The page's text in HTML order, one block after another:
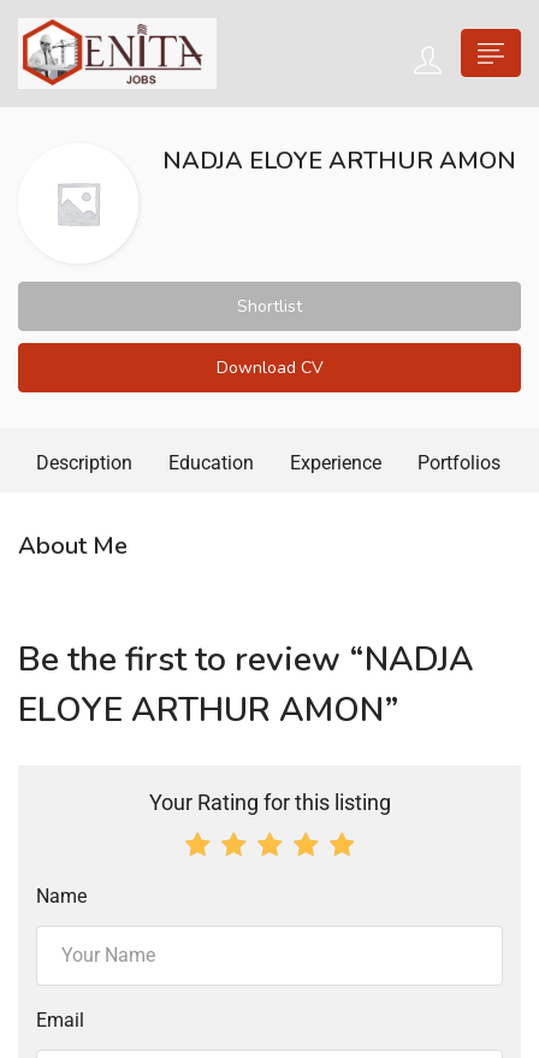
NADJA ELOYE ARTHUR AMON
Shortlist
Download CV
Description Education Experience Portfolios
About Me
Be the first to review “NADJA
ELOYE ARTHUR AMON”
Your Rating for this listing
Name
Email